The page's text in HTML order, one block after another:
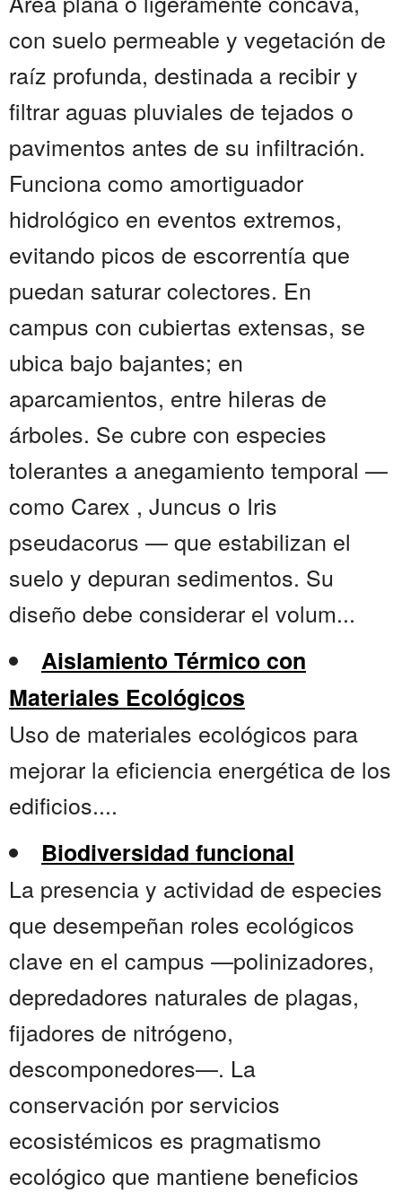
con suelo permeable y vegetación de
raíz profunda, destinada a recibir y
filtrar aguas pluviales de tejados o
pavimentos antes de su infiltración.
Funciona como amortiguador
hidrológico en eventos extremos,
evitando picos de escorrentía que
puedan saturar colectores. En
campus con cubiertas extensas, se
ubica bajo bajantes; en
aparcamientos, entre hileras de
árboles. Se cubre con especies
tolerantes a anegamiento temporal —
como Carex , Juncus o Iris
pseudacorus — que estabilizan el
suelo y depuran sedimentos. Su
diseño debe considerar el volum...
Aislamiento Térmico con
Materiales Ecológicos
Uso de materiales ecológicos para
mejorar la eficiencia energética de los
edificios....
Biodiversidad funcional
La presencia y actividad de especies
que desempeñan roles ecológicos
clave en el campus —polinizadores,
depredadores naturales de plagas,
fijadores de nitrógeno,
descomponedores—. La
conservación por servicios
ecosistémicos es pragmatismo
ecológico que mantiene beneficios